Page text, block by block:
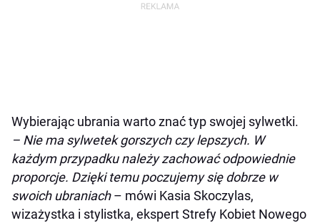
Wybierając ubrania warto znać typ swojej sylwetki.
– Nie ma sylwetek gorszych czy lepszych. W
każdym przypadku należy zachować odpowiednie
proporcje. Dzięki temu poczujemy się dobrze w
swoich ubraniach– mówi Kasia Skoczylas,
wizażystka i stylistka, ekspert Strefy Kobiet Nowego